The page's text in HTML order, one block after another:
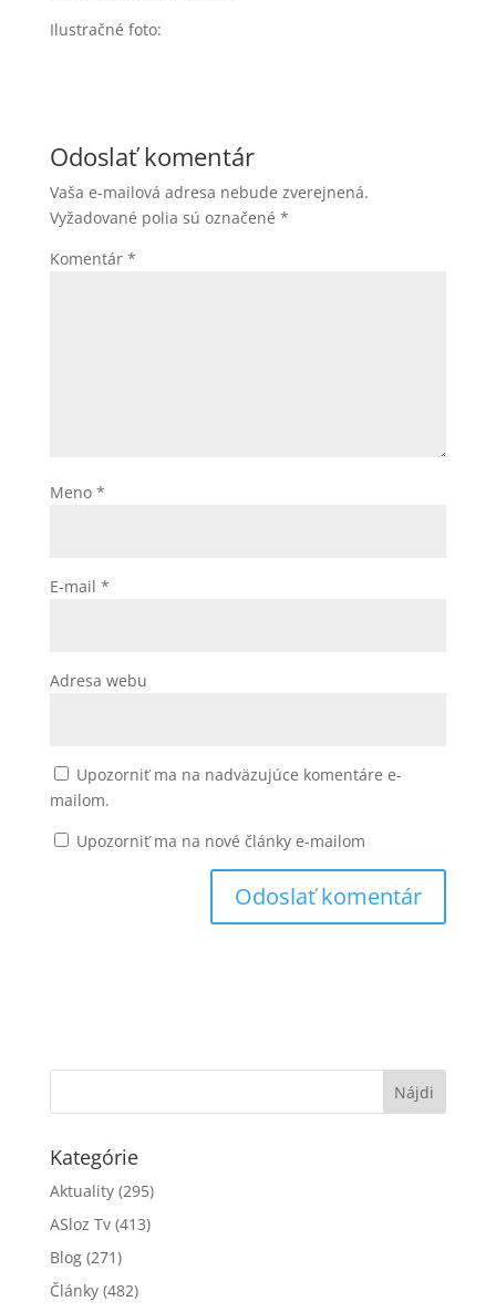
Ilustračné foto:
Odoslať komentár
Vaša e-mailová adresa nebude zverejnená.
Vyžadované polia sú označené *
Komentár *
Meno *
E-mail *
Adresa webu
Upozorniť ma na nadväzujúce komentáre e-
mailom.
Upozorniť ma na nové články e-mailom
Kategórie
Aktuality(295)
ASloz Tv(413)
Blog(271)
Články(482)